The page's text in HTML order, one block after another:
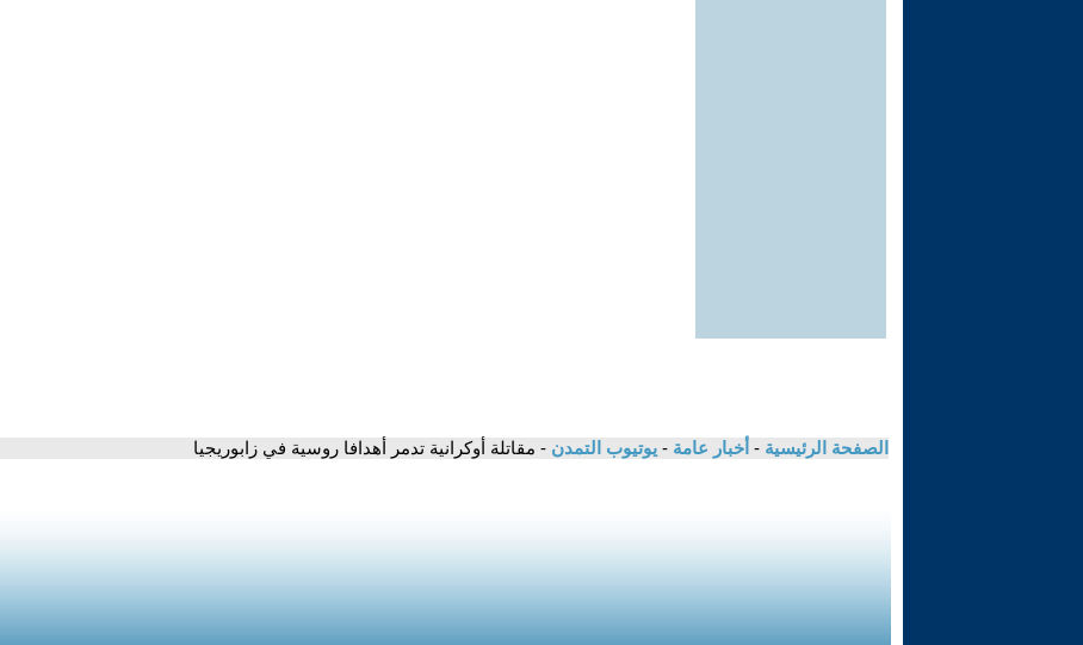
الصفحة الرئيسية - أخبار عامة - يوتيوب التمدن - مقاتلة أوكرانية تدمر أهدافا روسية في زابوريجيا